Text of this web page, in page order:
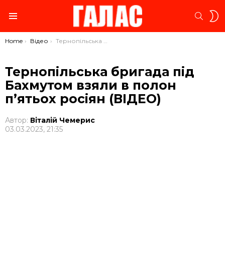
You are here:
Home Відео Тернопільська бригада під Бахмутом взяли в полон п’ятьох росіян (ВІДЕО)
Тернопільська бригада під
Бахмутом взяли в полон
п’ятьох росіян (ВІДЕО)
Автор: Віталій Чемерис
03.03.2023, 21:35